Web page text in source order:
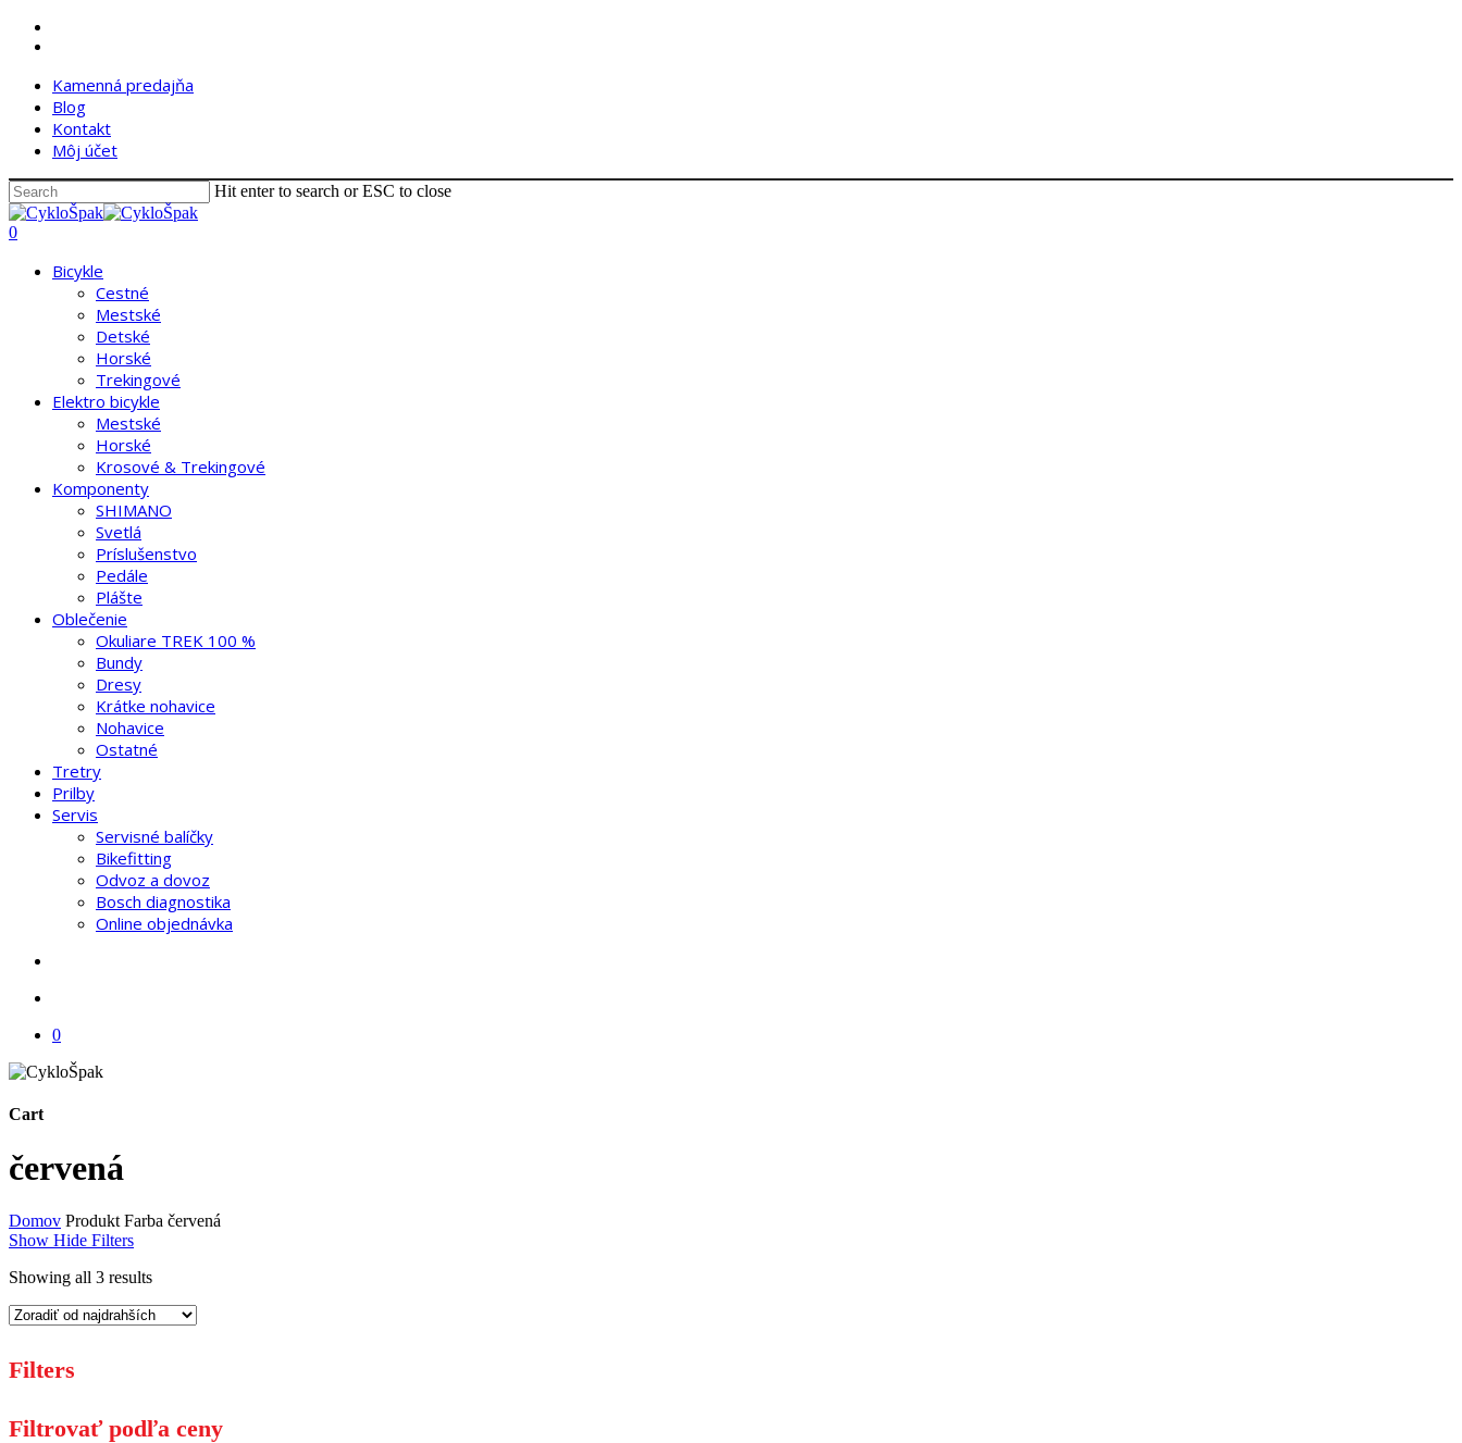
Skip
contentKamenná predajňa
Blog
Kontakt
Môj účet
Hit enter to search or ESC to close
Close
Search
search
account
0
Bicykle
Cestné
Mestské
Detské
Horské
Trekingové
Elektro bicykle
Mestské
Horské
Krosové & Trekingové
Komponenty
SHIMANO
Svetlá
Príslušenstvo
Pedále
Plášte
Oblečenie
Okuliare TREK 100 %
Bundy
Dresy
Krátke nohavice
Nohavice
Ostatné
Tretry
Prilby
Servis
Servisné balíčky
Bikefitting
Odvoz a dovoz
Bosch diagnostika
Online objednávka
0
Cart
Close
Cart
červená
Domov Produkt Farba červená
Show Hide Filters
Showing all 3 resultsSorted
price:
Filters
Close
Filtrovať podľa ceny